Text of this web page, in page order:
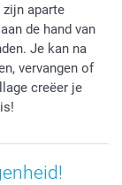
zijn aparte
de hand van
Je kan na
vervangen of
creëer je